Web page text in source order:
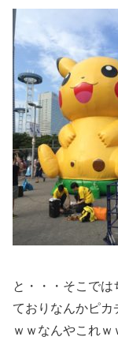
と・・・そこで
ておりなんかピカ
ｗｗなんやこれｗ